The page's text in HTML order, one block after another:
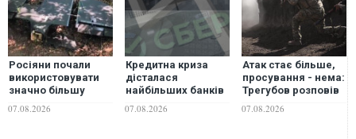
Росіяни почали
використовувати
значно більшу
"Гербера", - "Флеш"
07.08.2026
Кредитна криза
дісталася
найбільших банків
07.08.2026
Атак стає більше,
просування - нема:
Трегубов розповів
Лиманському
07.08.2026